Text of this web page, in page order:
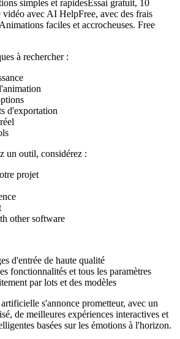
simples et rapidesEssai gratuit, 10
vidéo avec AI HelpFree, avec des frais
faciles et accrocheuses. Free
à rechercher :
d'exportation
un outil, considérez :
projet
other software
d'entrée de haute qualité
fonctionnalités et tous les paramètres
par lots et des modèles
s'annonce prometteur, avec un
de meilleures expériences interactives et
basées sur les émotions à l'horizon.